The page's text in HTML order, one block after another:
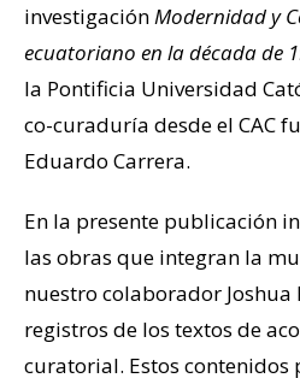
investigaciónModernidad y
ecuatoriano en la década de
la Pontificia Universidad
co-curaduría desde el CAC
Eduardo Carrera.
En la presente publicación
las obras que integran la
nuestro colaborador Joshua
registros de los textos de
curatorial. Estos